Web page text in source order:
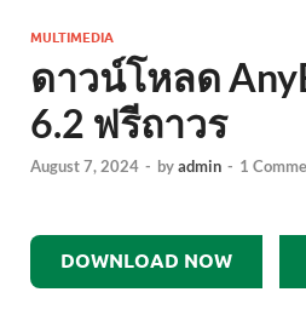
MULTIMEDIA
ดาวน์โหลด
6.2 ฟรีถาวร
August 7, 2024 - byadmin - 1
DOWNLOAD NOW